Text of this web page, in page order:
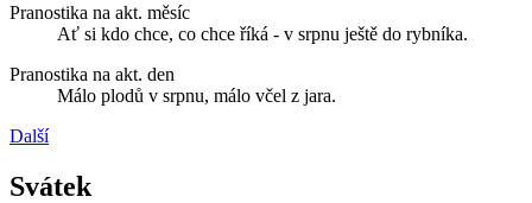
Pranostika na akt. měsíc
Ať si kdo chce, co chce říká - v srpnu ještě do rybníka.
Pranostika na akt. den
Málo plodů v srpnu, málo včel z jara.
Další
Svátek